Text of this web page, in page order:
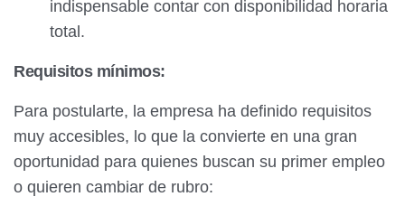
indispensable contar con disponibilidad horaria
total.
Requisitos mínimos:
Para postularte, la empresa ha definido requisitos
muy accesibles, lo que la convierte en una gran
oportunidad para quienes buscan su primer empleo
o quieren cambiar de rubro: